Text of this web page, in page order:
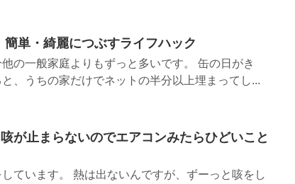
単・綺麗につぶすライフハック
の一般家庭よりもずっと多いです。 缶の日がき
、うちの家だけでネットの半分以上埋まってし...
が止まらないのでエアコンみたらひどいこと
ています。 熱は出ないんですが、ずーっと咳をし